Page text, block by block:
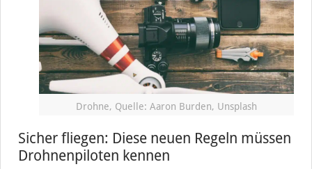
Drohne, Quelle: Aaron Burden, Unsplash
Sicher fliegen: Diese neuen Regeln müssen
Drohnenpiloten kennen